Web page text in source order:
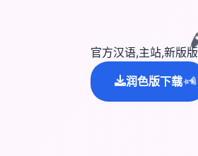
官方汉语,主站,新版
润色版下载
✨⭐💫